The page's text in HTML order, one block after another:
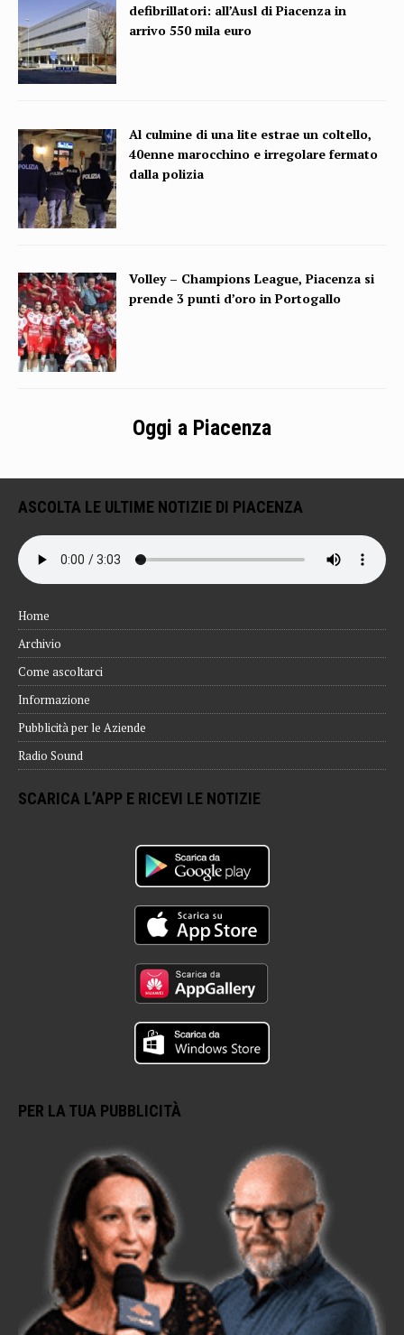
defibrillatori: all’Ausl di Piacenza in
arrivo 550 mila euro
Al culmine di una lite estrae un coltello,
40enne marocchino e irregolare fermato
dalla polizia
Volley – Champions League, Piacenza si
prende 3 punti d’oro in Portogallo
Oggi a Piacenza
ASCOLTA LE ULTIME NOTIZIE DI PIACENZA
Home
Archivio
Come ascoltarci
Informazione
Pubblicità per le Aziende
Radio Sound
SCARICA L’APP E RICEVI LE NOTIZIE
PER LA TUA PUBBLICITÀ